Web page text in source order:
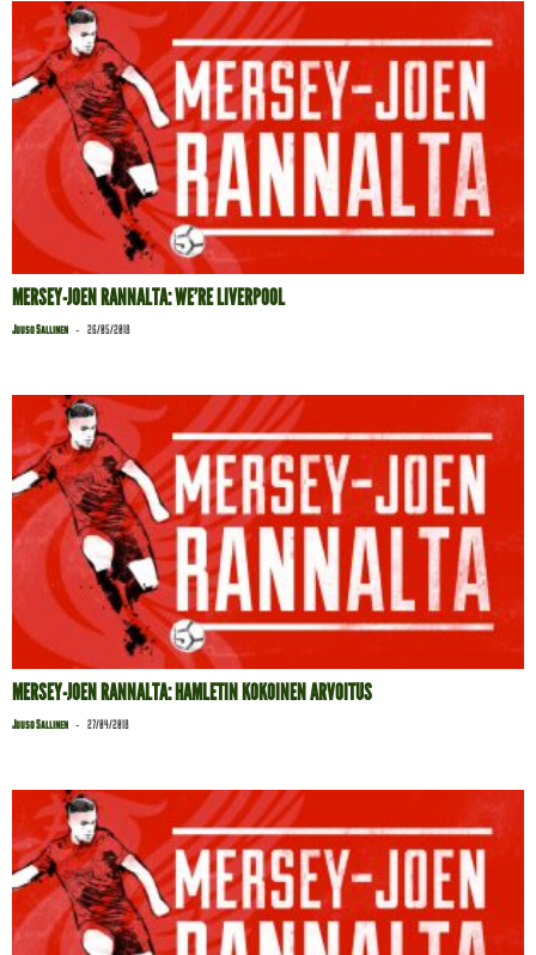
MERSEY-JOEN RANNALTA: WE’RE LIVERPOOL
Juuso Sallinen - 26/05/2018
MERSEY-JOEN RANNALTA: HAMLETIN KOKOINEN ARVOITUS
Juuso Sallinen - 27/04/2018